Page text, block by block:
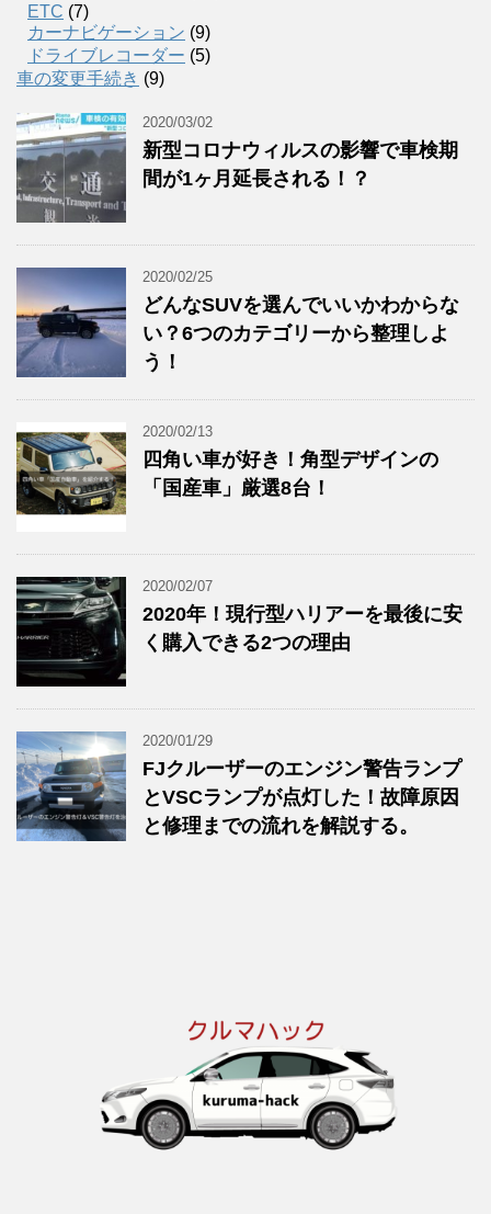
ETC (7)
カーナビゲーション (9)
ドライブレコーダー (5)
車の変更手続き (9)
2020/03/02
新型コロナウィルスの影響で車検期
間が1ヶ月延長される！？
2020/02/25
どんなSUVを選んでいいかわからな
い？6つのカテゴリーから整理しよ
う！
2020/02/13
四角い車が好き！角型デザインの
「国産車」厳選8台！
2020/02/07
2020年！現行型ハリアーを最後に安
く購入できる2つの理由
2020/01/29
FJクルーザーのエンジン警告ランプ
とVSCランプが点灯した！故障原因
と修理までの流れを解説する。